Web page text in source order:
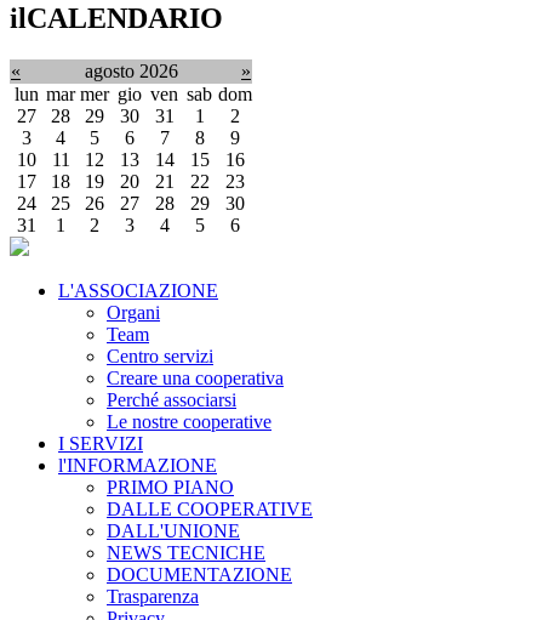
ilCALENDARIO
« agosto 2026
»
lun mar mer gio ven sab dom
27
28 29 30 31 1
2
3
4 5 6 7 8
9
10
11 12 13 14 15
16
17
18 19 20 21 22
23
24
25 26 27 28 29
30
31
1 2 3 4 5 6
L'ASSOCIAZIONE
Organi
Team
Centro servizi
Creare una cooperativa
Perché associarsi
Le nostre cooperative
I SERVIZI
l'INFORMAZIONE
PRIMO PIANO
DALLE COOPERATIVE
DALL'UNIONE
NEWS TECNICHE
DOCUMENTAZIONE
Trasparenza